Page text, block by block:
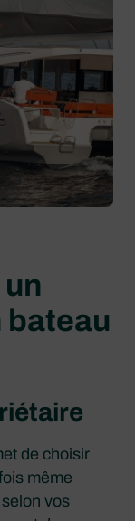
bateau
de choisir
même
vos